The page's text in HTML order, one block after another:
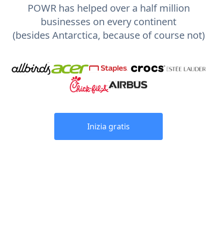
POWR has helped over a half million
businesses on every continent
(besides Antarctica, because of course not)
Inizia gratis